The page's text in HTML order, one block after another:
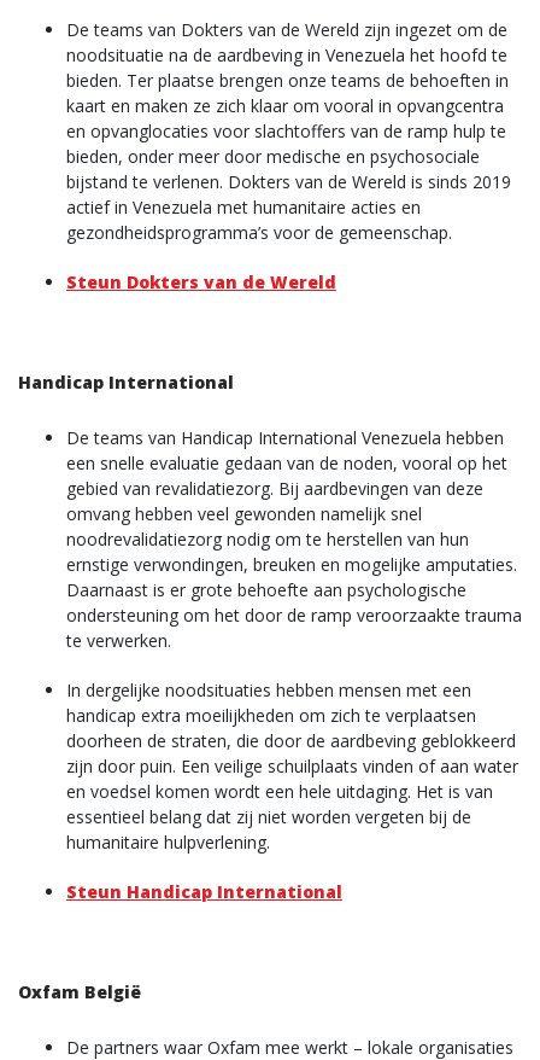
De teams van Dokters van de Wereld zijn ingezet om de
noodsituatie na de aardbeving in Venezuela het hoofd te
bieden. Ter plaatse brengen onze teams de behoeften in
kaart en maken ze zich klaar om vooral in opvangcentra
en opvanglocaties voor slachtoffers van de ramp hulp te
bieden, onder meer door medische en psychosociale
bijstand te verlenen. Dokters van de Wereld is sinds 2019
actief in Venezuela met humanitaire acties en
gezondheidsprogramma’s voor de gemeenschap.
Steun Dokters van de Wereld
Handicap International
De teams van Handicap International Venezuela hebben
een snelle evaluatie gedaan van de noden, vooral op het
gebied van revalidatiezorg. Bij aardbevingen van deze
omvang hebben veel gewonden namelijk snel
noodrevalidatiezorg nodig om te herstellen van hun
ernstige verwondingen, breuken en mogelijke amputaties.
Daarnaast is er grote behoefte aan psychologische
ondersteuning om het door de ramp veroorzaakte trauma
te verwerken.
In dergelijke noodsituaties hebben mensen met een
handicap extra moeilijkheden om zich te verplaatsen
doorheen de straten, die door de aardbeving geblokkeerd
zijn door puin. Een veilige schuilplaats vinden of aan water
en voedsel komen wordt een hele uitdaging. Het is van
essentieel belang dat zij niet worden vergeten bij de
humanitaire hulpverlening.
Steun Handicap International
Oxfam België
De partners waar Oxfam mee werkt – lokale organisaties